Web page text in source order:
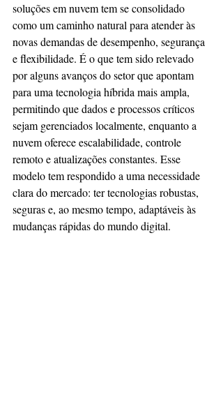
soluções em nuvem tem se consolidado
como um caminho natural para atender às
novas demandas de desempenho, segurança
e flexibilidade. É o que tem sido relevado
por alguns avanços do setor que apontam
para uma tecnologia híbrida mais ampla,
permitindo que dados e processos críticos
sejam gerenciados localmente, enquanto a
nuvem oferece escalabilidade, controle
remoto e atualizações constantes. Esse
modelo tem respondido a uma necessidade
clara do mercado: ter tecnologias robustas,
seguras e, ao mesmo tempo, adaptáveis às
mudanças rápidas do mundo digital.